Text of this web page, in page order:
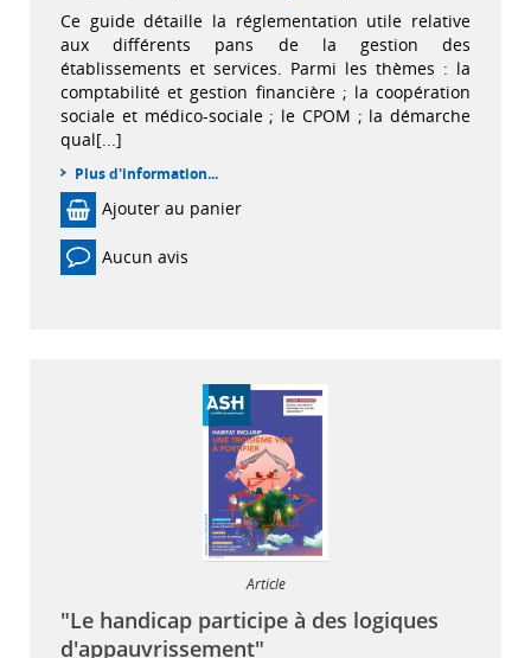
Ce guide détaille la réglementation utile relative
aux différents pans de la gestion des
établissements et services. Parmi les thèmes : la
comptabilité et gestion financière ; la coopération
sociale et médico-sociale ; le CPOM ; la démarche
qual[...]
Plus d'information...
Ajouter au panier
Aucun avis
Article
"Le handicap participe à des logiques
d'appauvrissement"